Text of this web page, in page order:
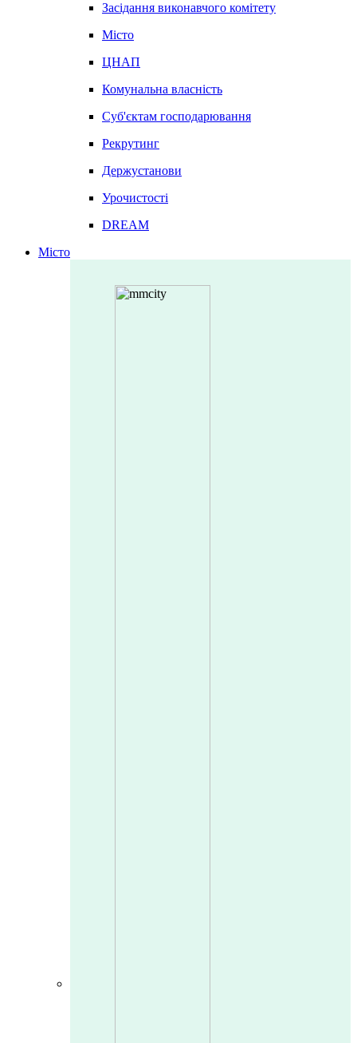
Засідання виконавчого комітету
Місто
ЦНАП
Комунальна власність
Суб'єктам господарювання
Рекрутинг
Держустанови
Урочистості
DREAM
Місто